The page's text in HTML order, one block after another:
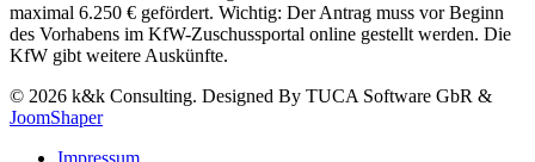
maximal 6.250 € gefördert. Wichtig: Der Antrag muss vor Beginn
des Vorhabens im KfW-Zuschussportal online gestellt werden. Die
KfW gibt weitere Auskünfte.
© 2026 k&k Consulting. Designed By TUCA Software GbR &
JoomShaper
Impressum